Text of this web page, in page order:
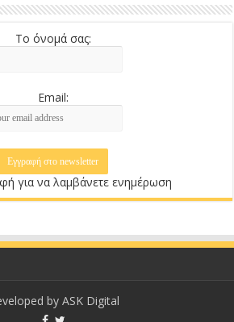
Το όνομά σας:
Email:
για να λαμβάνετε ενημέρωση
by ASK Digital